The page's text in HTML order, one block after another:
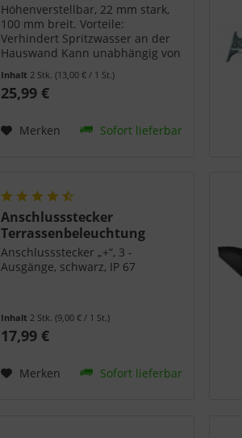
Höhenverstellbar, 22 mm stark,
100 mm breit. Vorteile:
Verhindert Spritzwasser an der
Hauswand Kann unabhängig von
verbaut werden Einfache
Reinigung Technische Daten:
Inhalt 2 Stk. (13,00 € / 1 St.)
25,99 €
Merken Sofort lieferbar
Anschlussstecker
Terrassenbeleuchtung
Anschlussstecker „+“, 3 -
Ausgänge, schwarz, IP 67
Inhalt2 Stk. (9,00 € / 1 St.)
17,99 €
Merken Sofort lieferbar